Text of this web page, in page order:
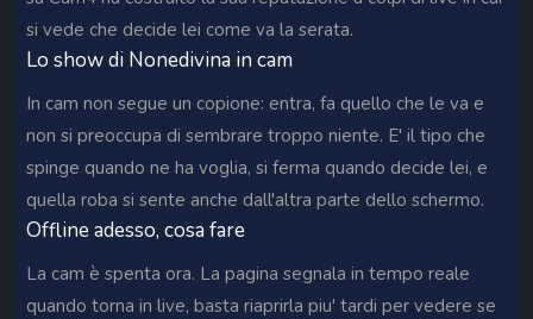
si vede che decide lei come va la serata.
Lo show di Nonedivina in cam
In cam non segue un copione: entra, fa quello che le va e
non si preoccupa di sembrare troppo niente. E' il tipo che
spinge quando ne ha voglia, si ferma quando decide lei, e
quella roba si sente anche dall'altra parte dello schermo.
Offline adesso, cosa fare
La cam è spenta ora. La pagina segnala in tempo reale
quando torna in live, basta riaprirla piu' tardi per vedere se